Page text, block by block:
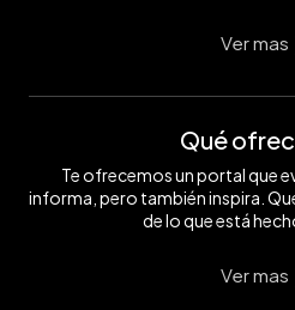
Ver mas
Qué
Te ofrecemos un portal que
informa, pero también inspira.
de lo que está
Ver mas